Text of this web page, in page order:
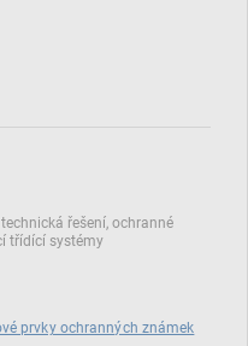
řešení, ochranné
třídící systémy
prvky ochranných známek